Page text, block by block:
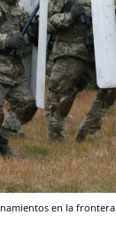
en la